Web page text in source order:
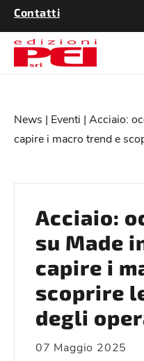
Contatti
News | Eventi | Acciaio:
capire i macro trend e
Acciaio:
su Made
capire i
scoprire
degli
07 Maggio 2025